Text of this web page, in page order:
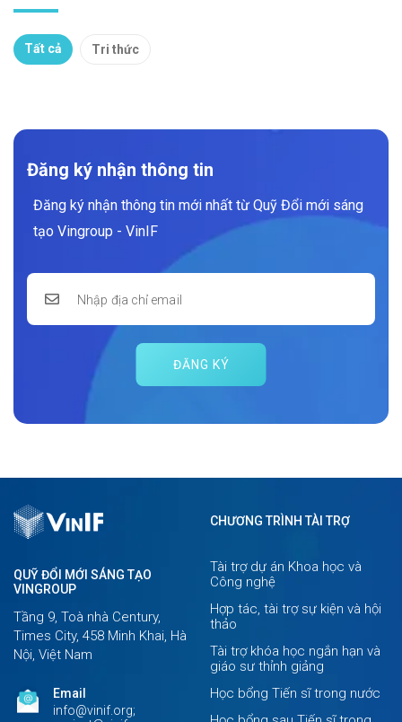
Tất cả Tri thức
Đăng ký nhận thông tin
Đăng ký nhận thông tin mới nhất từ Quỹ Đổi mới sáng
tạo Vingroup - VinIF
ĐĂNG KÝ
QUỸ ĐỔI MỚI SÁNG TẠO
VINGROUP
Tầng 9, Toà nhà Century,
Times City, 458 Minh Khai, Hà
Nội, Việt Nam
Email
info@vinif.org;
CHƯƠNG TRÌNH TÀI TRỢ
Tài trợ dự án Khoa học và
Công nghệ
Hợp tác, tài trợ sự kiện và hội
thảo
Tài trợ khóa học ngắn hạn và
giáo sư thỉnh giảng
Học bổng Tiến sĩ trong nước